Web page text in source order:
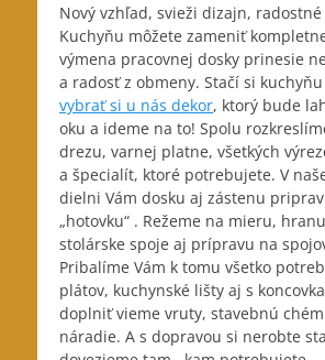
Nový vzhľad, svieži dizajn,
Kuchyňu môžete zameniť
výmena pracovnej dosky prinesie
a radosť z obmeny. Stačí si
vybrať si u nás dekor, ktorý bude
oku a ideme na to! Spolu
drezu, varnej platne, všetkých
a špecialít, ktoré potrebujete. V
dielni Vám dosku aj zástenu
„hotovku“ . Režeme na mieru,
stolárske spoje aj prípravu na
Pribalíme Vám k tomu všetko
plátov, kuchynské lišty aj s
doplniť vieme vruty, stavebnú
náradie. A s dopravou si nerobte